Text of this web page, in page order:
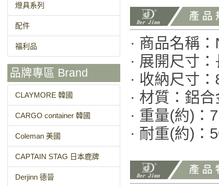
燈具系列
配件
福利品
品牌專區 Brand
CLAYMORE 韓國
CARGO container 韓國
Coleman 美國
CAPTAIN STAG 日本鹿牌
Derjinn 德晉
· 商品名稱
· 展開尺寸
· 收納尺寸
· 材質：鋁
· 重量(約)：
· 耐重(約)：